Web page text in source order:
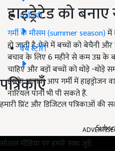
मशीनरी
वेब स्टोरी
पत्रिकाएँ
हमारी प्रिंट और डिजिटल पत्रिकाओं की
सोशल मीडिया पर हमारे साथ जुड़ें:
हाइड्रेटेड को
गर्मी के मौसम (summer season)में
हो जाती है. ऐसे में बच्चों को बेचैनी
बचाव के लिए 6 महीने से कम उम्र के
चाहिए और बड़ों बच्चों को थोड़े -थोड़े
इसके अलावा आप गर्मी में हाइड्रोजन
नारियल पानी भी पी सकते हैं.